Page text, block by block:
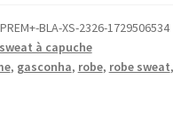
BLA-XS-2326-1729506534
à capuche
, gasconha, robe, robe sweat,